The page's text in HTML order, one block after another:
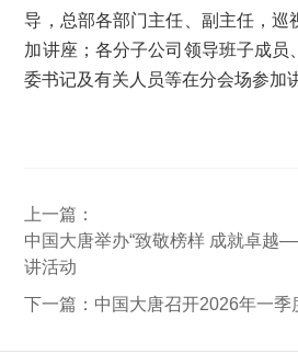
导，总部各部门主任、副主任，巡
加讲座；各分子公司领导班子成员
委书记及有关人员等在分会场参加
上一篇：
中国大唐举办“致敬榜样 成就卓越
讲活动
下一篇： 中国大唐召开2026年一季